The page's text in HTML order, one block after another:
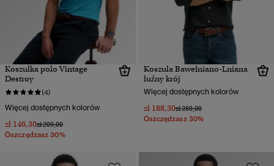
Koszulka polo Vintage
Destroy
(4)
Więcej dostępnych kolorów
zł 146,30Cena obniżona od
zł 209,00do
Oszczędzasz 30%
Koszula Bawełniano-Lniana
luźny krój
Więcej dostępnych kolorów
zł 188,30Cena obniżona od
zł 269,00do
Oszczędzasz 30%